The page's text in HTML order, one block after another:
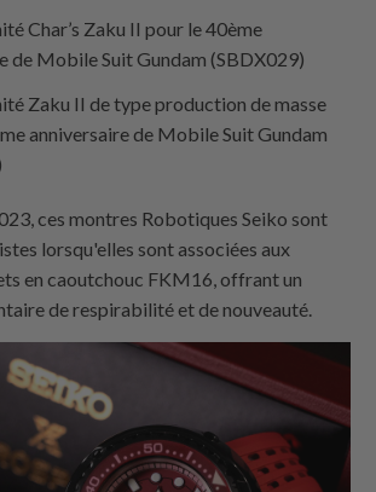
Char’s Zaku II pour le 40ème
de Mobile Suit Gundam (SBDX029)
Zaku II de type production de masse
anniversaire de Mobile Suit Gundam
ces montres Robotiques Seiko sont
lorsqu'elles sont associées aux
en caoutchouc FKM16, offrant un
de respirabilité et de nouveauté.